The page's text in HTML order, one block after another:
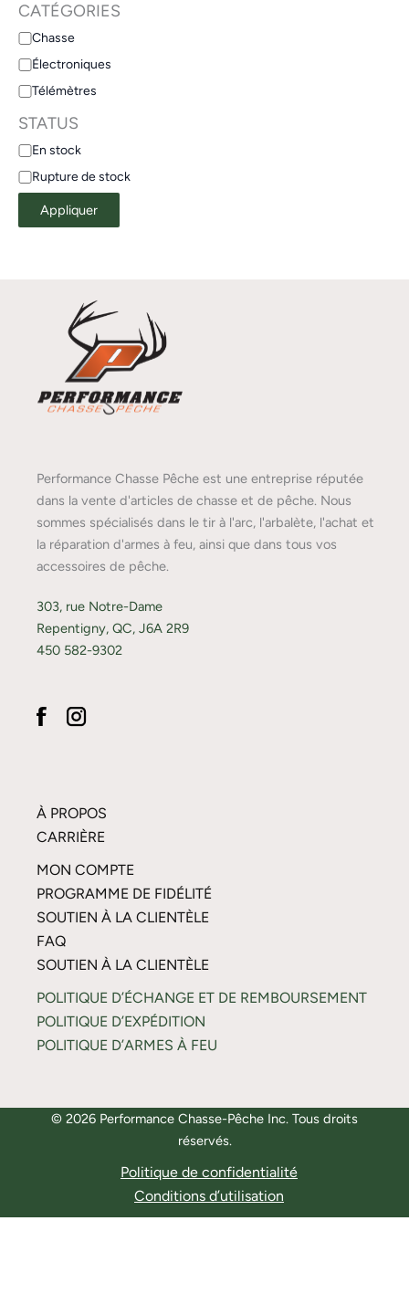
CATÉGORIES
Chasse
Électroniques
Télémètres
STATUS
En stock
Rupture de stock
Appliquer
Performance Chasse Pêche est une entreprise réputée
dans la vente d'articles de chasse et de pêche. Nous
sommes spécialisés dans le tir à l'arc, l'arbalète, l'achat et
la réparation d'armes à feu, ainsi que dans tous vos
accessoires de pêche.
303, rue Notre-Dame
Repentigny, QC, J6A 2R9
450 582-9302
À PROPOS
CARRIÈRE
MON COMPTE
PROGRAMME DE FIDÉLITÉ
SOUTIEN À LA CLIENTÈLE
FAQ
SOUTIEN À LA CLIENTÈLE
POLITIQUE D’ÉCHANGE ET DE REMBOURSEMENT
POLITIQUE D’EXPÉDITION
POLITIQUE D’ARMES À FEU
© 2026 Performance Chasse-Pêche Inc. Tous droits
réservés.
Politique de confidentialité
Conditions d’utilisation